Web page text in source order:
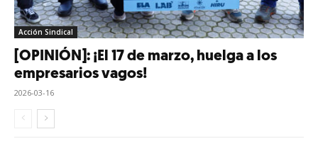
Acción Sindical
[OPINIÓN]: ¡El 17 de marzo, huelga a los
empresarios vagos!
2026-03-16